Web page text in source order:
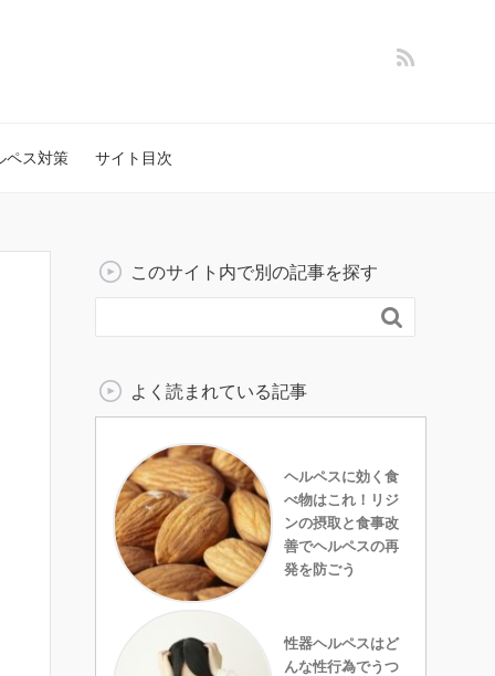
ペス対策 サイト目次
このサイト内で別の記事を探す

よく読まれている記事
ヘルペスに効く食
べ物はこれ！リジ
ンの摂取と食事改
善でヘルペスの再
発を防ごう
性器ヘルペスはど
んな性行為でうつ